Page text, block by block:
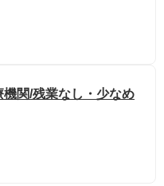
関/残業なし・少なめ